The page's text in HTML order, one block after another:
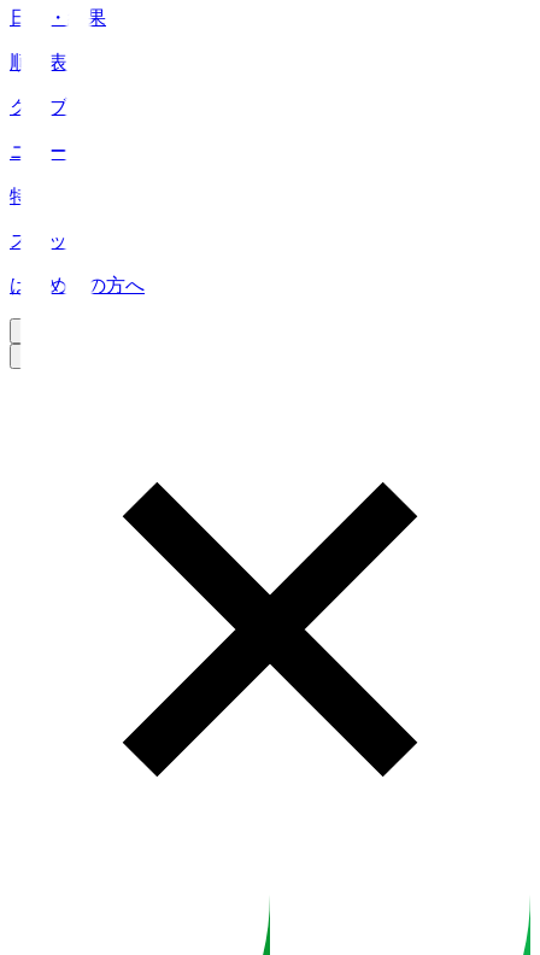
日程・結果
順位表
クラブ
ニュース
特集
スタッツ
はじめての方へ